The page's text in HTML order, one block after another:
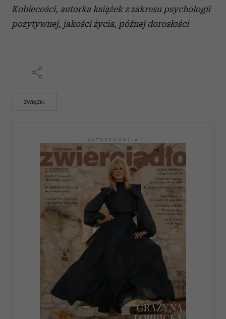
Kobiecości, autorka książek z zakresu psychologii
pozytywnej, jakości życia, późnej dorosłości
ZWIĄZKI
AUTOPROMOCJA